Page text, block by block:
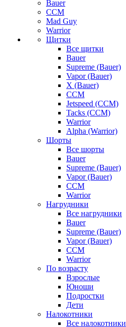
Bauer
CCM
Mad Guy
Warrior
Щитки
Все щитки
Bauer
Supreme (Bauer)
Vapor (Bauer)
X (Bauer)
CCM
Jetspeed (CCM)
Tacks (CCM)
Warrior
Alpha (Warrior)
Шорты
Все шорты
Bauer
Supreme (Bauer)
Vapor (Bauer)
CCM
Warrior
Нагрудники
Все нагрудники
Bauer
Supreme (Bauer)
Vapor (Bauer)
CCM
Warrior
По возрасту
Взрослые
Юноши
Подростки
Дети
Налокотники
Все налокотники